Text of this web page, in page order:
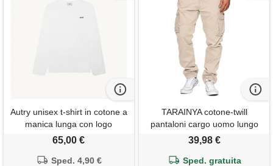
Autry unisex t-shirt in cotone a
manica lunga con logo
ricamato bianco xs
65,00 €
Sped. 4,90 €
TARAINYA cotone-twill
pantaloni cargo uomo lungo
albicocca l
39,98 €
Sped. gratuita